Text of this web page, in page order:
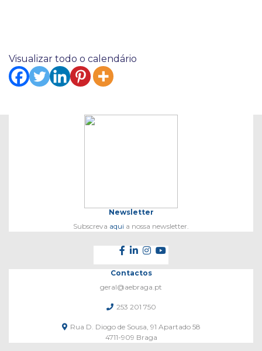
Visualizar todo o calendário
Newsletter
Subscreva aqui a nossa newsletter.
Contactos
geral@aebraga.pt
253 201 750
Rua D. Diogo de Sousa, 91 Apartado 58
4711-909 Braga